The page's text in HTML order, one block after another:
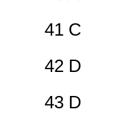
41 C
42 D
43 D